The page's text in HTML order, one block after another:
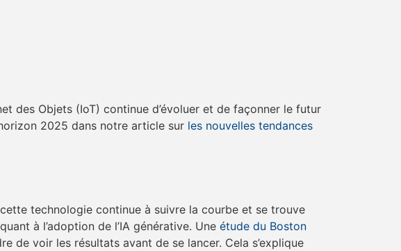
des Objets (IoT) continue d’évoluer et de façonner le futur
2025 dans notre article sur les nouvelles tendances
technologie continue à suivre la courbe et se trouve
à l’adoption de l’IA générative. Une étude du Boston
de voir les résultats avant de se lancer. Cela s’explique